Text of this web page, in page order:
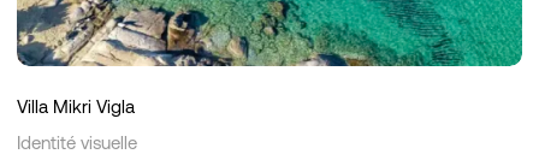
Villa Mikri Vigla
Identité visuelle